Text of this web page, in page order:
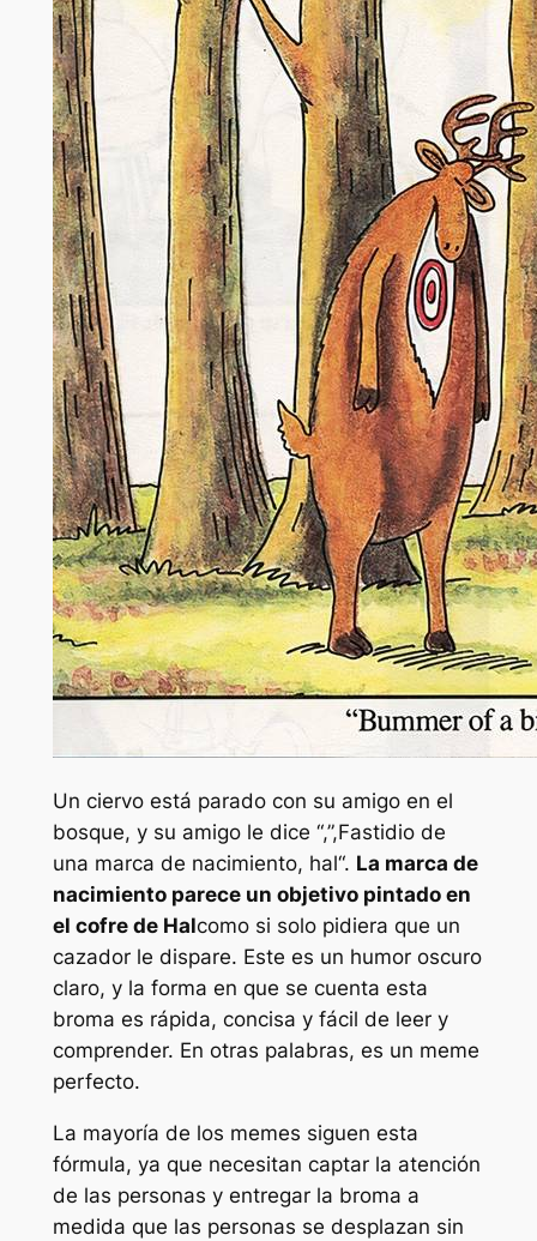
Un ciervo está parado con su amigo en el
bosque, y su amigo le dice “,”,Fastidio de
una marca de nacimiento, hal“. La marca de
nacimiento parece un objetivo pintado en
el cofre de Halcomo si solo pidiera que un
cazador le dispare. Este es un humor oscuro
claro, y la forma en que se cuenta esta
broma es rápida, concisa y fácil de leer y
comprender. En otras palabras, es un meme
perfecto.
La mayoría de los memes siguen esta
fórmula, ya que necesitan captar la atención
de las personas y entregar la broma a
medida que las personas se desplazan sin